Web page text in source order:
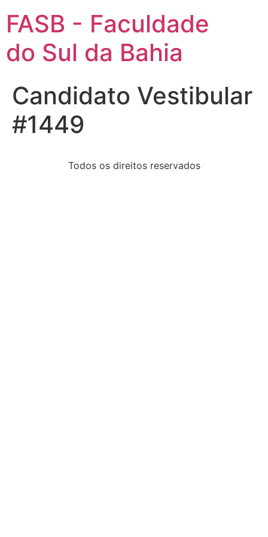
FASB - Faculdade
do Sul da Bahia
Candidato Vestibular
#1449
Todos os direitos reservados